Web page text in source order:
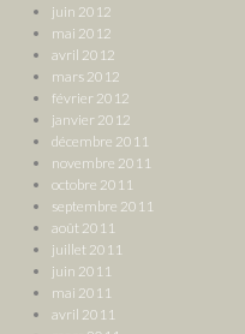
juin 2012
mai 2012
avril 2012
mars 2012
février 2012
janvier 2012
décembre 2011
novembre 2011
octobre 2011
septembre 2011
août 2011
juillet 2011
juin 2011
mai 2011
avril 2011